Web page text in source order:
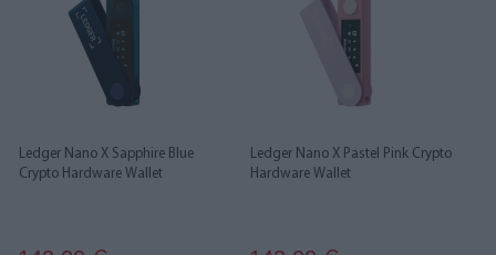
Ledger Nano X Sapphire Blue
Crypto Hardware Wallet
Ledger Nano X Pastel Pink Crypto
Hardware Wallet